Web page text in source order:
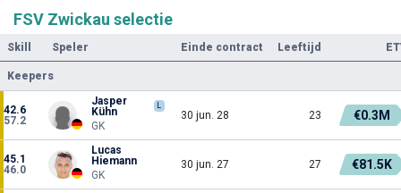
FSV Zwickau selectie
Skill Speler Einde contract Leeftijd
Keepers
42.6
57.2
Jasper
Kühn
L
GK
30 jun. 28 23 €0.3M
45.1
46.0
Lucas
Hiemann
GK
30 jun. 27 27 €81.5K